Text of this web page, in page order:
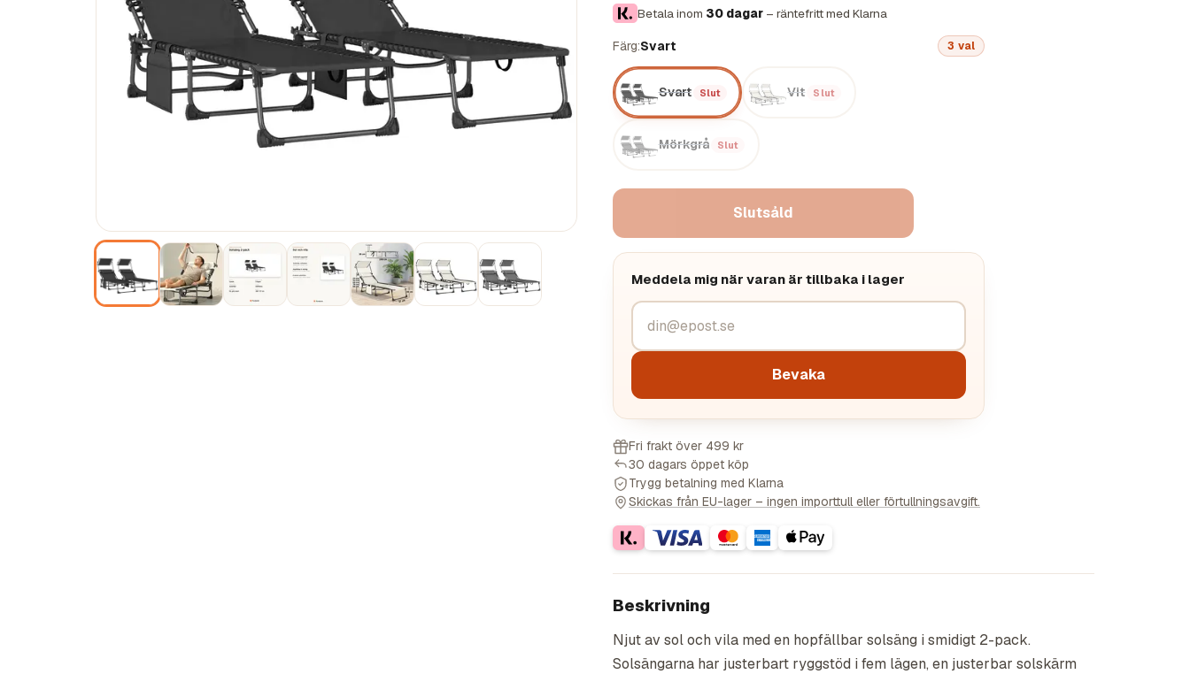
Betala inom 30 dagar – räntefritt med Klarna
Färg Svart 3 val
Svart Slut Vit Slut
Mörkgrå Slut
Slutsåld
Meddela mig när varan är tillbaka i lager
Bevaka
Fri frakt över 499 kr
30 dagars öppet köp
Trygg betalning med Klarna
Skickas från EU-lager – ingen importtull eller förtullningsavgift.
Beskrivning
Njut av sol och vila med en hopfällbar solsäng i smidigt 2-pack.
Solsängarna har justerbart ryggstöd i fem lägen, en justerbar solskärm